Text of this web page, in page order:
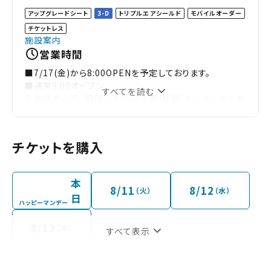
アップグレードシート 3-D トリプルエアシールド
モバイルオーダー
チケットレス
施設案内
営業時間
■7/17(金)から8:00OPENを予定しております。
※劇場オープン時間～9:00は南側(駅側)エレベーターを
また、映画館内でお待ちいただくスペースもございませ
※9:00～10:00は南側(駅側)エレベーターもしくは南側
エスカレーターをご利用ください。
※イオンモール専門店は10:00にオープンいたします。
※チケット・飲食・グッズ販売は最終上映開始時間の15分
後までとさせていただきます。
※営業時間は予告なく変更となる場合があります。あら
すべてを読む
チケットを購入
ハッピーマンデー
本
日
8/11 （火） 8/12 （水）
すべて表示